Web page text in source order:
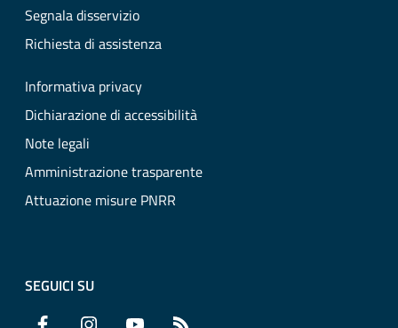
Segnala disservizio
Richiesta di assistenza
Informativa privacy
Dichiarazione di accessibilità
Note legali
Amministrazione trasparente
Attuazione misure PNRR
SEGUICI SU
Facebook Instagram YouTube